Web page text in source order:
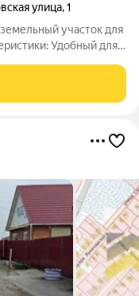
улица,1
участок для
для